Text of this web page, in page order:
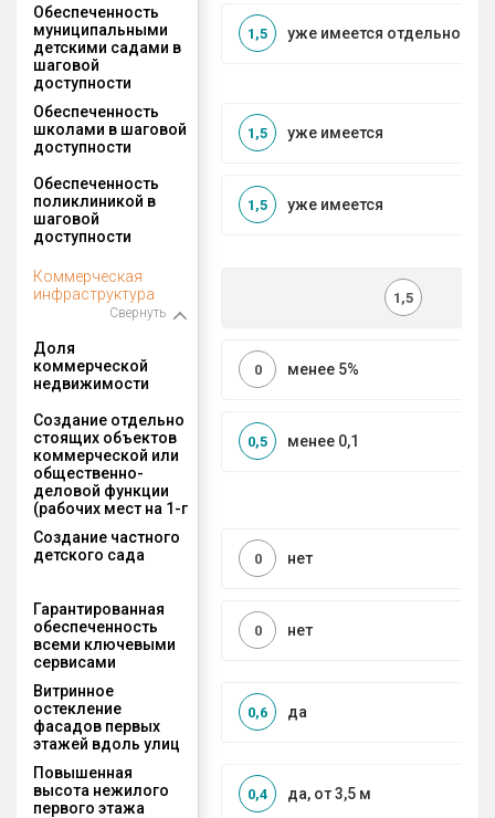
Обеспеченность
муниципальными
детскими садами в
шаговой
доступности
уже имеется
1,5
Обеспеченность
школами в шаговой
доступности
уже имеется
1,5
Обеспеченность
поликлиникой в
шаговой
доступности
уже имеется
1,5
Коммерческая
инфраструктура
Свернуть
1,5
Доля
коммерческой
недвижимости
менее 5%
0
Создание отдельно
стоящих объектов
коммерческой или
общественно-
деловой функции
(рабочих мест на 1-г
менее 0,1
0,5
Создание частного
детского сада
нет
0
Гарантированная
обеспеченность
всеми ключевыми
сервисами
нет
0
Витринное
остекление
фасадов первых
этажей вдоль улиц
да
0,6
Повышенная
высота нежилого
первого этажа
да, от 3,5 м
0,4